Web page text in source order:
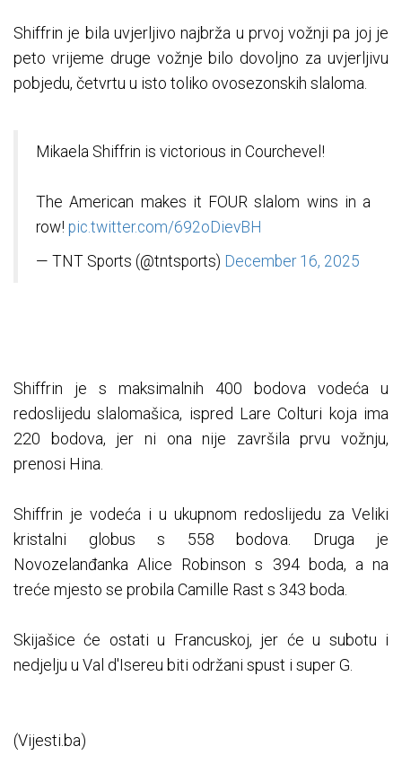
Shiffrin je bila uvjerljivo najbrža u prvoj vožnji pa joj je
peto vrijeme druge vožnje bilo dovoljno za uvjerljivu
pobjedu, četvrtu u isto toliko ovosezonskih slaloma.
Mikaela Shiffrin is victorious in Courchevel!
The American makes it FOUR slalom wins in a
row! pic.twitter.com/692oDievBH
— TNT Sports (@tntsports) December 16, 2025
Shiffrin je s maksimalnih 400 bodova vodeća u
redoslijedu slalomašica, ispred Lare Colturi koja ima
220 bodova, jer ni ona nije završila prvu vožnju,
prenosi Hina.
Shiffrin je vodeća i u ukupnom redoslijedu za Veliki
kristalni globus s 558 bodova. Druga je
Novozelanđanka Alice Robinson s 394 boda, a na
treće mjesto se probila Camille Rast s 343 boda.
Skijašice će ostati u Francuskoj, jer će u subotu i
nedjelju u Val d'Isereu biti održani spust i super G.
(Vijesti.ba)